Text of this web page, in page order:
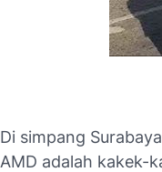
Di simpang
AMD adalah kakek-